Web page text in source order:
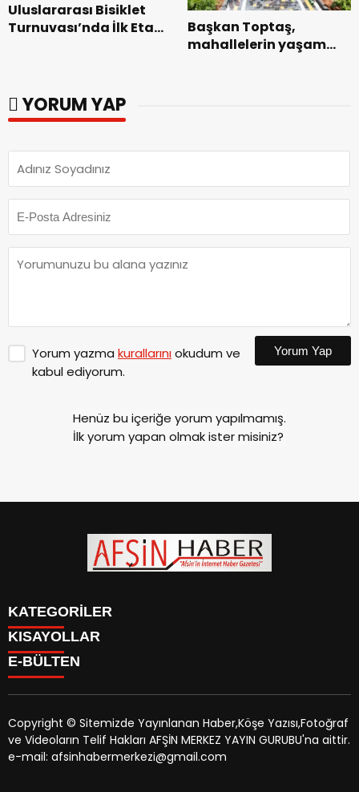
Uluslararası Bisiklet
Turnuvası’nda İlk Etap
Başkan Toptaş,
mahallelerin yaşam
YORUM YAP
Yorum yazma kurallarınıokudum ve
kabul ediyorum.
Yorum Yap
Henüz bu içeriğe yorum yapılmamış.
İlk yorum yapan olmak ister misiniz?
KATEGORİLER
SİYASET
EĞİTİM
MAGAZİN
MANŞETLER
ÖZEL HABER
KISAYOLLAR
SİYASET
EĞİTİM
KÜLTÜR SANAT
MAGAZİN
MANŞETLER
E-BÜLTEN
afsinhaber.com e-bültenine abone olarak, tarafınıza haber,
duyuru ve kampanya içerikli e-postaların gönderilmesini
Copyright © Sitemizde Yayınlanan Haber,Köşe Yazısı,Fotoğraf
ve Videoların Telif Hakları AFŞİN MERKEZ YAYIN GURUBU'na aittir.
e-mail: afsinhabermerkezi@gmail.com